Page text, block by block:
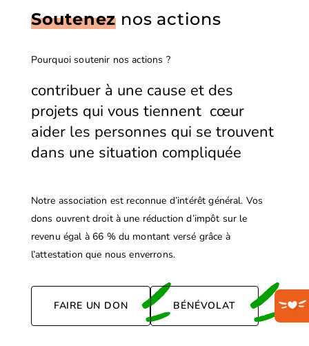
Soutenez nos actions
Pourquoi soutenir nos actions ?
contribuer à une cause et des
projets qui vous tiennent cœur
aider les personnes qui se trouvent
dans une situation compliquée
Notre association est reconnue d’intérêt général. Vos
dons ouvrent droit à une réduction d’impôt sur le
revenu égal à 66 % du montant versé grâce à
l’attestation que nous enverrons.
FAIRE UN DON BÉNÉVOLAT